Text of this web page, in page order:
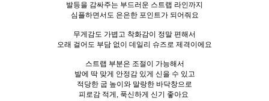
발등을 감싸주는 부드러운 스트랩 라인까지
심플하면서도 은은한 포인트가 되어줘요
무게감도 가볍고 착화감이 정말 편해서
오래 걸어도 부담 없이 데일리 슈즈로 제격이에요
스트랩 부분은 조절이 가능해서
발에 딱 맞게 안정감 있게 신을 수 있고
적당한 굽 높이와 말랑한 바닥창으로
피로감 적게, 푹신하게 신기 좋아요